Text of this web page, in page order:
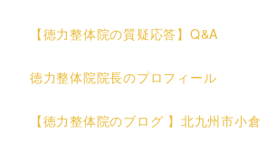
【徳力整体院の質疑応答】Q&A
徳力整体院院長のプロフィール
【徳力整体院のブログ 】北九州市小倉